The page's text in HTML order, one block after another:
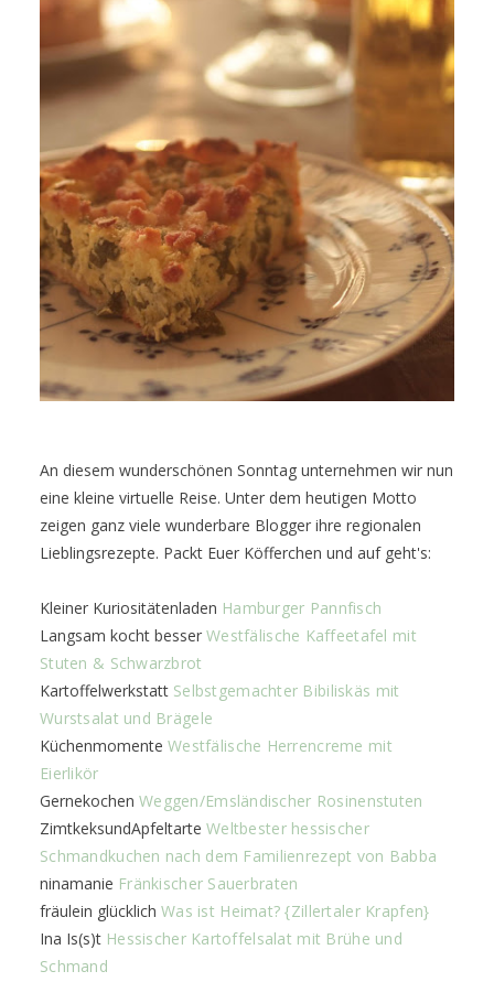
An diesem wunderschönen Sonntag unternehmen wir nun
eine kleine virtuelle Reise. Unter dem heutigen Motto
zeigen ganz viele wunderbare Blogger ihre regionalen
Lieblingsrezepte. Packt Euer Köfferchen und auf geht's:
Kleiner Kuriositätenladen Hamburger Pannfisch
Langsam kocht besser Westfälische Kaffeetafel mit
Stuten & Schwarzbrot
Kartoffelwerkstatt Selbstgemachter Bibiliskäs mit
Wurstsalat und Brägele
Küchenmomente Westfälische Herrencreme mit
Eierlikör
Gernekochen Weggen/Emsländischer Rosinenstuten
ZimtkeksundApfeltarte Weltbester hessischer
Schmandkuchen nach dem Familienrezept von Babba
ninamanie Fränkischer Sauerbraten
fräulein glücklich Was ist Heimat? {Zillertaler Krapfen}
Ina Is(s)t Hessischer Kartoffelsalat mit Brühe und
Schmand